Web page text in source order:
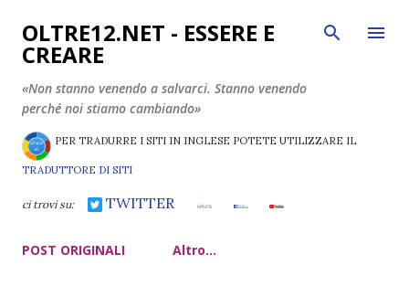
Passa ai contenuti principali
OLTRE12.NET - ESSERE E
CREARE
«Non stanno venendo a salvarci. Stanno venendo
perché noi stiamo cambiando»
PER TRADURRE I SITI IN INGLESE POTETE UTILIZZARE IL
TRADUTTORE DI SITI
ci trovi su: TWITTER
POST ORIGINALI Altro…